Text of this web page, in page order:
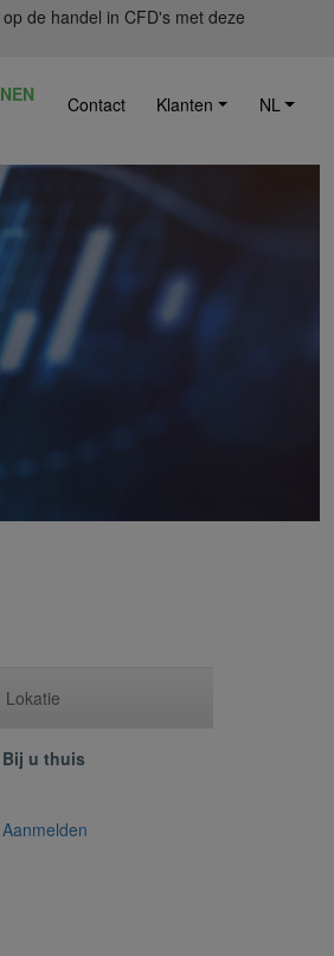
de handel in CFD's met deze
Contact Klanten NL
Lokatie
Bij u thuis
Aanmelden